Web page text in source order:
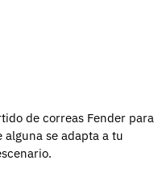
de correas Fender para
se adapta a tu